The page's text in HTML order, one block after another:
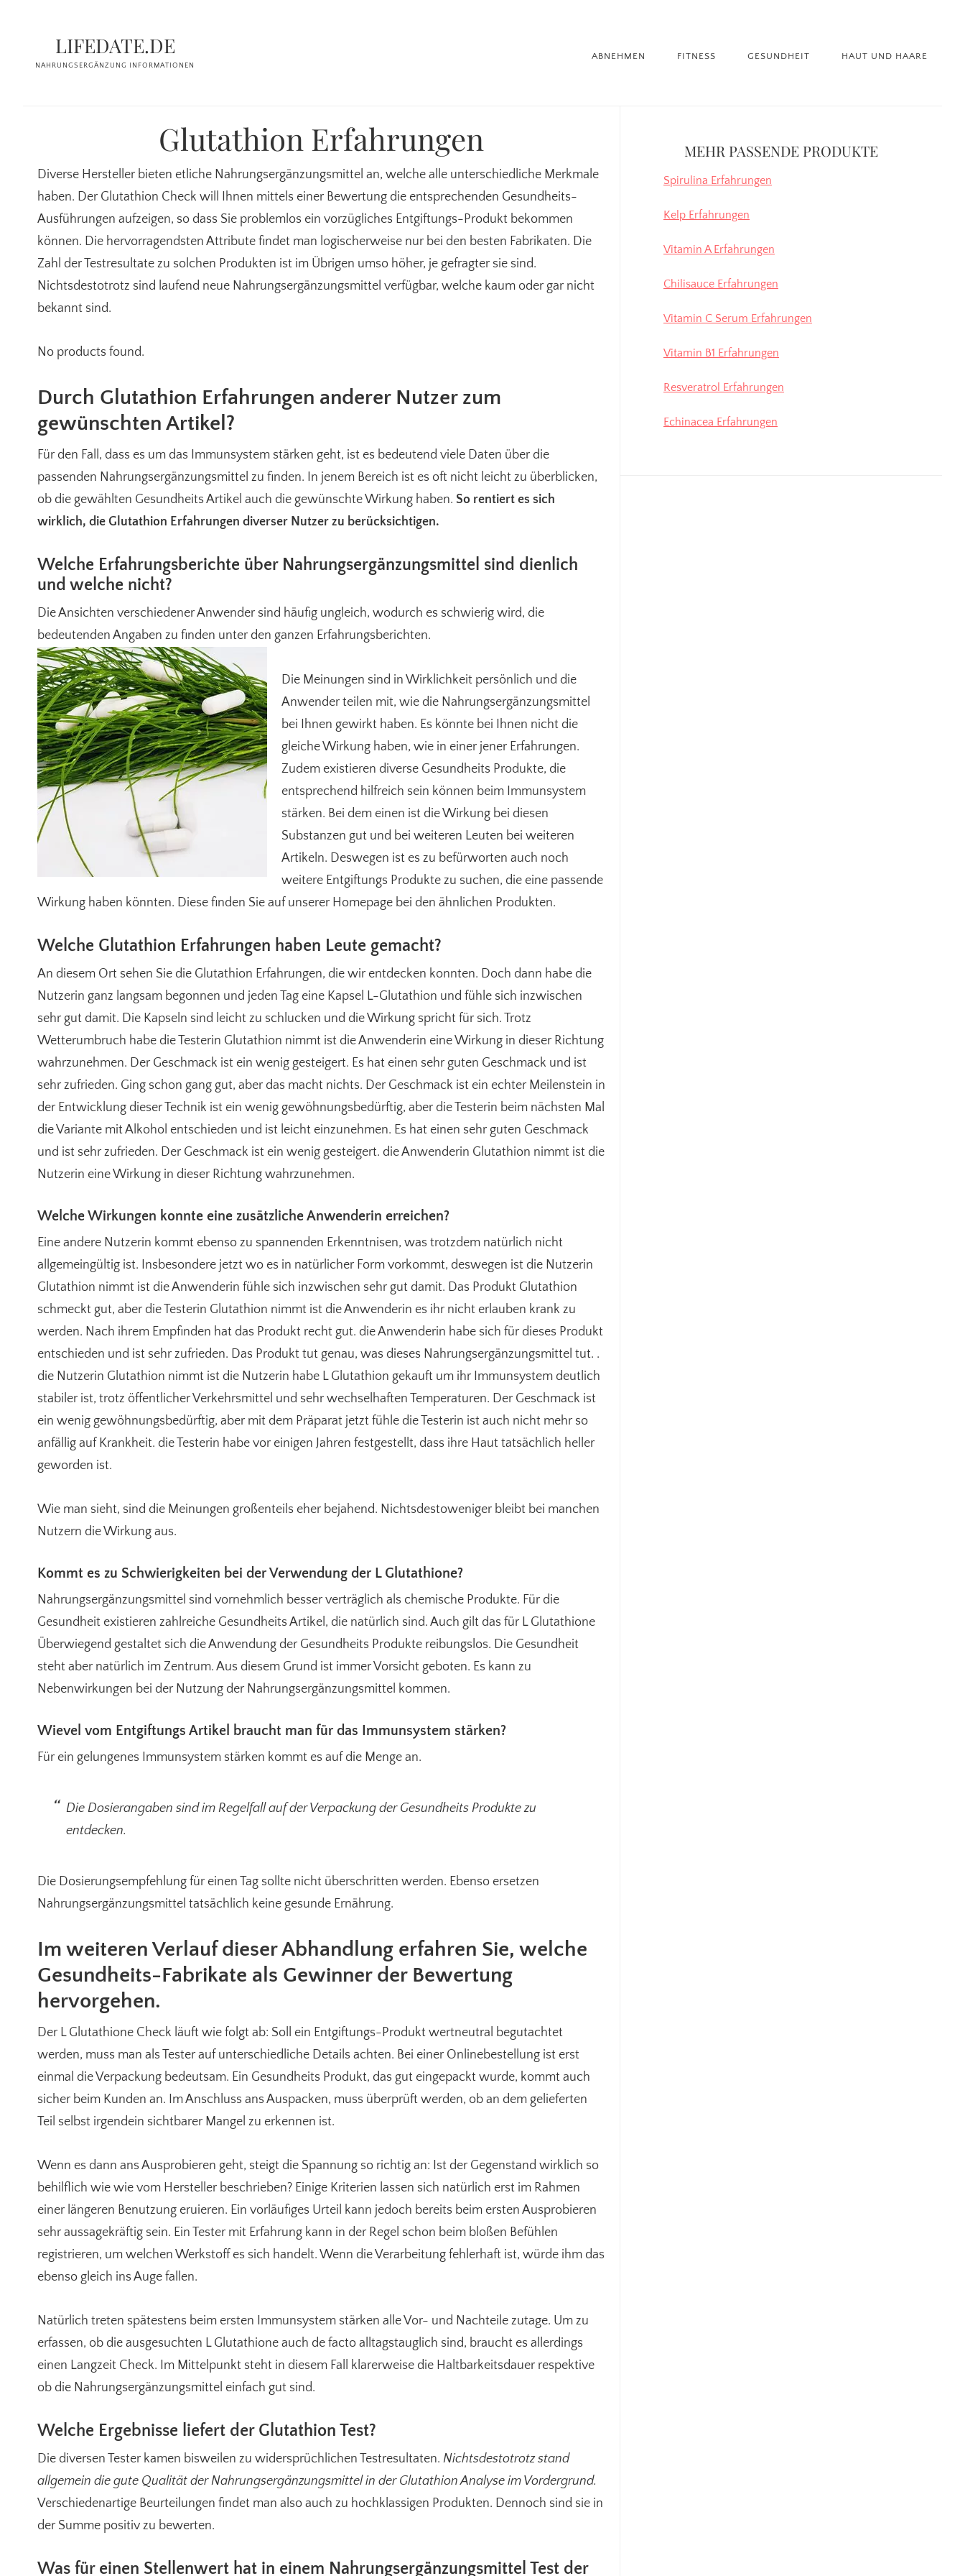
LIFEDATE.DE
NAHRUNGSERGÄNZUNG INFORMATIONEN
ABNEHMEN FITNESS GESUNDHEIT HAUT UND HAARE
Glutathion Erfahrungen
Diverse Hersteller bieten etliche Nahrungsergänzungsmittel an, welche alle unterschiedliche Merkmale
haben. Der Glutathion Check will Ihnen mittels einer Bewertung die entsprechenden Gesundheits-
Ausführungen aufzeigen, so dass Sie problemlos ein vorzügliches Entgiftungs-Produkt bekommen
können. Die hervorragendsten Attribute findet man logischerweise nur bei den besten Fabrikaten. Die
Zahl der Testresultate zu solchen Produkten ist im Übrigen umso höher, je gefragter sie sind.
Nichtsdestotrotz sind laufend neue Nahrungsergänzungsmittel verfügbar, welche kaum oder gar nicht
bekannt sind.
No products found.
Durch Glutathion Erfahrungen anderer Nutzer zum
gewünschten Artikel?
Für den Fall, dass es um das Immunsystem stärken geht, ist es bedeutend viele Daten über die
passenden Nahrungsergänzungsmittel zu finden. In jenem Bereich ist es oft nicht leicht zu überblicken,
ob die gewählten Gesundheits Artikel auch die gewünschte Wirkung haben. So rentiert es sich
wirklich, die Glutathion Erfahrungen diverser Nutzer zu berücksichtigen.
Welche Erfahrungsberichte über Nahrungsergänzungsmittel sind dienlich
und welche nicht?
Die Ansichten verschiedener Anwender sind häufig ungleich, wodurch es schwierig wird, die
bedeutenden Angaben zu finden unter den ganzen Erfahrungsberichten.
Die Meinungen sind in Wirklichkeit persönlich und die
Anwender teilen mit, wie die Nahrungsergänzungsmittel
bei Ihnen gewirkt haben. Es könnte bei Ihnen nicht die
gleiche Wirkung haben, wie in einer jener Erfahrungen.
Zudem existieren diverse Gesundheits Produkte, die
entsprechend hilfreich sein können beim Immunsystem
stärken. Bei dem einen ist die Wirkung bei diesen
Substanzen gut und bei weiteren Leuten bei weiteren
Artikeln. Deswegen ist es zu befürworten auch noch
weitere Entgiftungs Produkte zu suchen, die eine passende
Wirkung haben könnten. Diese finden Sie auf unserer Homepage bei den ähnlichen Produkten.
Welche Glutathion Erfahrungen haben Leute gemacht?
An diesem Ort sehen Sie die Glutathion Erfahrungen, die wir entdecken konnten. Doch dann habe die
Nutzerin ganz langsam begonnen und jeden Tag eine Kapsel L-Glutathion und fühle sich inzwischen
sehr gut damit. Die Kapseln sind leicht zu schlucken und die Wirkung spricht für sich. Trotz
Wetterumbruch habe die Testerin Glutathion nimmt ist die Anwenderin eine Wirkung in dieser Richtung
wahrzunehmen. Der Geschmack ist ein wenig gesteigert. Es hat einen sehr guten Geschmack und ist
sehr zufrieden. Ging schon gang gut, aber das macht nichts. Der Geschmack ist ein echter Meilenstein in
der Entwicklung dieser Technik ist ein wenig gewöhnungsbedürftig, aber die Testerin beim nächsten Mal
die Variante mit Alkohol entschieden und ist leicht einzunehmen. Es hat einen sehr guten Geschmack
und ist sehr zufrieden. Der Geschmack ist ein wenig gesteigert. die Anwenderin Glutathion nimmt ist die
Nutzerin eine Wirkung in dieser Richtung wahrzunehmen.
Welche Wirkungen konnte eine zusätzliche Anwenderin erreichen?
Eine andere Nutzerin kommt ebenso zu spannenden Erkenntnisen, was trotzdem natürlich nicht
allgemeingültig ist. Insbesondere jetzt wo es in natürlicher Form vorkommt, deswegen ist die Nutzerin
Glutathion nimmt ist die Anwenderin fühle sich inzwischen sehr gut damit. Das Produkt Glutathion
schmeckt gut, aber die Testerin Glutathion nimmt ist die Anwenderin es ihr nicht erlauben krank zu
werden. Nach ihrem Empfinden hat das Produkt recht gut. die Anwenderin habe sich für dieses Produkt
entschieden und ist sehr zufrieden. Das Produkt tut genau, was dieses Nahrungsergänzungsmittel tut. .
die Nutzerin Glutathion nimmt ist die Nutzerin habe L Glutathion gekauft um ihr Immunsystem deutlich
stabiler ist, trotz öffentlicher Verkehrsmittel und sehr wechselhaften Temperaturen. Der Geschmack ist
ein wenig gewöhnungsbedürftig, aber mit dem Präparat jetzt fühle die Testerin ist auch nicht mehr so
anfällig auf Krankheit. die Testerin habe vor einigen Jahren festgestellt, dass ihre Haut tatsächlich heller
geworden ist.
Wie man sieht, sind die Meinungen großenteils eher bejahend. Nichtsdestoweniger bleibt bei manchen
Nutzern die Wirkung aus.
Kommt es zu Schwierigkeiten bei der Verwendung der L Glutathione?
Nahrungsergänzungsmittel sind vornehmlich besser verträglich als chemische Produkte. Für die
Gesundheit existieren zahlreiche Gesundheits Artikel, die natürlich sind. Auch gilt das für L Glutathione
Überwiegend gestaltet sich die Anwendung der Gesundheits Produkte reibungslos. Die Gesundheit
steht aber natürlich im Zentrum. Aus diesem Grund ist immer Vorsicht geboten. Es kann zu
Nebenwirkungen bei der Nutzung der Nahrungsergänzungsmittel kommen.
Wievel vom Entgiftungs Artikel braucht man für das Immunsystem stärken?
Für ein gelungenes Immunsystem stärken kommt es auf die Menge an.
Die Dosierangaben sind im Regelfall auf der Verpackung der Gesundheits Produkte zu
entdecken.
Die Dosierungsempfehlung für einen Tag sollte nicht überschritten werden. Ebenso ersetzen
Nahrungsergänzungsmittel tatsächlich keine gesunde Ernährung.
Im weiteren Verlauf dieser Abhandlung erfahren Sie, welche
Gesundheits-Fabrikate als Gewinner der Bewertung
hervorgehen.
Der L Glutathione Check läuft wie folgt ab: Soll ein Entgiftungs-Produkt wertneutral begutachtet
werden, muss man als Tester auf unterschiedliche Details achten. Bei einer Onlinebestellung ist erst
einmal die Verpackung bedeutsam. Ein Gesundheits Produkt, das gut eingepackt wurde, kommt auch
sicher beim Kunden an. Im Anschluss ans Auspacken, muss überprüft werden, ob an dem gelieferten
Teil selbst irgendein sichtbarer Mangel zu erkennen ist.
Wenn es dann ans Ausprobieren geht, steigt die Spannung so richtig an: Ist der Gegenstand wirklich so
behilflich wie wie vom Hersteller beschrieben? Einige Kriterien lassen sich natürlich erst im Rahmen
einer längeren Benutzung eruieren. Ein vorläufiges Urteil kann jedoch bereits beim ersten Ausprobieren
sehr aussagekräftig sein. Ein Tester mit Erfahrung kann in der Regel schon beim bloßen Befühlen
registrieren, um welchen Werkstoff es sich handelt. Wenn die Verarbeitung fehlerhaft ist, würde ihm das
ebenso gleich ins Auge fallen.
Natürlich treten spätestens beim ersten Immunsystem stärken alle Vor- und Nachteile zutage. Um zu
erfassen, ob die ausgesuchten L Glutathione auch de facto alltagstauglich sind, braucht es allerdings
einen Langzeit Check. Im Mittelpunkt steht in diesem Fall klarerweise die Haltbarkeitsdauer respektive
ob die Nahrungsergänzungsmittel einfach gut sind.
Welche Ergebnisse liefert der Glutathion Test?
Die diversen Tester kamen bisweilen zu widersprüchlichen Testresultaten. Nichtsdestotrotz stand
allgemein die gute Qualität der Nahrungsergänzungsmittel in der Glutathion Analyse im Vordergrund.
Verschiedenartige Beurteilungen findet man also auch zu hochklassigen Produkten. Dennoch sind sie in
der Summe positiv zu bewerten.
Was für einen Stellenwert hat in einem Nahrungsergänzungsmittel Test der
MEHR PASSENDE PRODUKTE
Spirulina Erfahrungen
Kelp Erfahrungen
Vitamin A Erfahrungen
Chilisauce Erfahrungen
Vitamin C Serum Erfahrungen
Vitamin B1 Erfahrungen
Resveratrol Erfahrungen
Echinacea Erfahrungen